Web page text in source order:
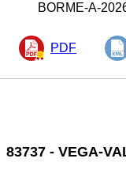
BORME-A-
PDF
83737 - VEGA-